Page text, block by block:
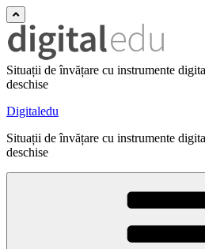
Situații de învățare cu instrumente
deschise
Digitaledu
Situații de învățare cu instrumente
deschise